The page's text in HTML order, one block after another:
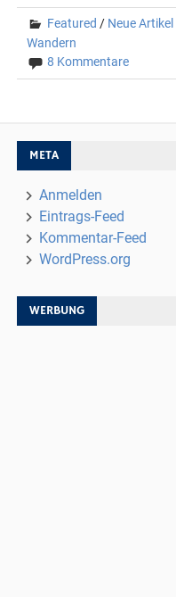
Featured / Neue Artikel
Wandern
8 Kommentare
META
Anmelden
Eintrags-Feed
Kommentar-Feed
WordPress.org
WERBUNG